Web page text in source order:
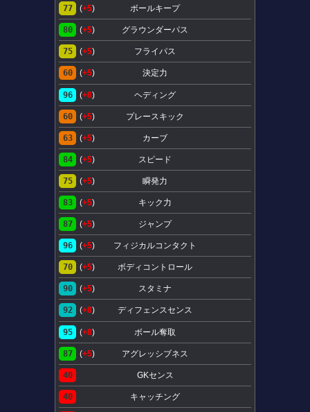
77 (+5) ボールキープ
80 (+5) グラウンダーパス
75 (+5) フライパス
60 (+5) 決定力
96 (+8) ヘディング
60 (+5) プレースキック
63 (+5) カーブ
84 (+5) スピード
75 (+5) 瞬発力
83 (+5) キック力
87 (+5) ジャンプ
96 (+5) フィジカルコンタクト
70 (+5) ボディコントロール
90 (+5) スタミナ
92 (+8) ディフェンスセンス
95 (+8) ボール奪取
87 (+5) アグレッシブネス
40 GKセンス
40 キャッチング